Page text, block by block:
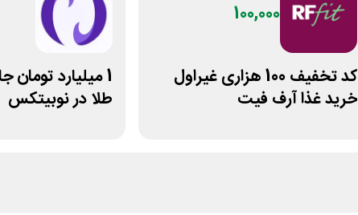
100,000
کد تخفیف 100 هزاری غیراول
خرید غذا آرف فیت
1 میلیارد تومان
طلا در نوبیتکس